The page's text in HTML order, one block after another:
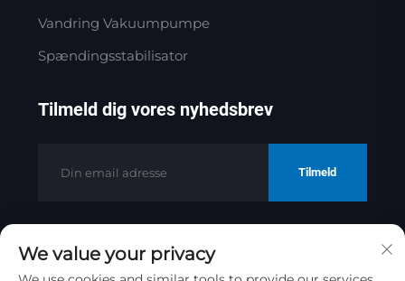
Vandring Vakuumpumpe
Spændingsstabilisator
Tilmeld dig vores nyhedsbrev
Tilmeld
Copyright © 2025 af Jinan Golden
We value your privacy